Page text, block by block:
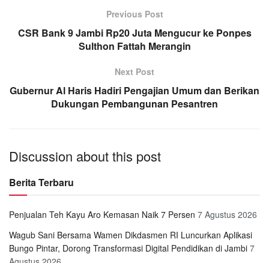
Previous Post
CSR Bank 9 Jambi Rp20 Juta Mengucur ke Ponpes
Sulthon Fattah Merangin
Next Post
Gubernur Al Haris Hadiri Pengajian Umum dan Berikan
Dukungan Pembangunan Pesantren
Discussion about this post
Berita Terbaru
Penjualan Teh Kayu Aro Kemasan Naik 7 Persen 7 Agustus 2026
Wagub Sani Bersama Wamen Dikdasmen RI Luncurkan Aplikasi
Bungo Pintar, Dorong Transformasi Digital Pendidikan di Jambi 7